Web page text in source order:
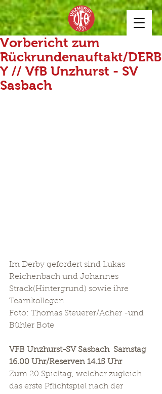
Vorbericht zum
Rückrundenauftakt/DERB
Y // VfB Unzhurst - SV
Sasbach
Im Derby gefordert sind Lukas
Reichenbach und Johannes
Strack(Hintergrund) sowie ihre
Teamkollegen
Foto: Thomas Steuerer/Acher -und
Bühler Bote
VFB Unzhurst-SV Sasbach  Samstag
16.00 Uhr/Reserven 14.15 Uhr
Zum 20.Spieltag, welcher zugleich
das erste Pflichtspiel nach der